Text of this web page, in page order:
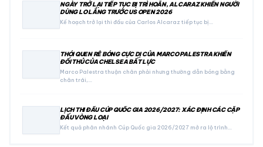
NGÀY TRỞ LẠI TIẾP TỤC BỊ TRÌ HOÃN, ALCARAZ KHIẾN NGƯỜI
DÙNG LO LẮNG TRƯỚC US OPEN 2026
Kế hoạch trở lại thi đấu của Carlos Alcaraz tiếp tục bị…
THÓI QUEN RÊ BÓNG CỰC DỊ CỦA MARCO PALESTRA KHIẾN
ĐỐI THỦ CỦA CHELSEA BẤT LỰC
Marco Palestra thuận chân phải nhưng thường dẫn bóng bằng
chân trái,…
LỊCH THI ĐẤU CÚP QUỐC GIA 2026/2027: XÁC ĐỊNH CÁC CẶP
ĐẤU VÒNG LOẠI
Kết quả phân nhánh Cúp Quốc gia 2026/2027 mở ra lộ trình…